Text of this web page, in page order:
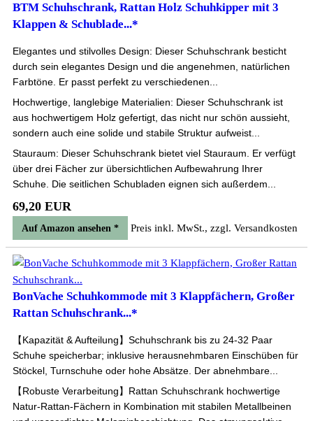
BTM Schuhschrank, Rattan Holz Schuhkipper mit 3
Klappen & Schublade...*
Elegantes und stilvolles Design: Dieser Schuhschrank besticht
durch sein elegantes Design und die angenehmen, natürlichen
Farbtöne. Er passt perfekt zu verschiedenen...
Hochwertige, langlebige Materialien: Dieser Schuhschrank ist
aus hochwertigem Holz gefertigt, das nicht nur schön aussieht,
sondern auch eine solide und stabile Struktur aufweist...
Stauraum: Dieser Schuhschrank bietet viel Stauraum. Er verfügt
über drei Fächer zur übersichtlichen Aufbewahrung Ihrer
Schuhe. Die seitlichen Schubladen eignen sich außerdem...
69,20 EUR
Auf Amazon ansehen * Preis inkl. MwSt., zzgl. Versandkosten
BonVache Schuhkommode mit 3 Klappfächern, Großer
Rattan Schuhschrank...*
【Kapazität & Aufteilung】Schuhschrank bis zu 24-32 Paar
Schuhe speicherbar; inklusive herausnehmbaren Einschüben für
Stöckel, Turnschuhe oder hohe Absätze. Der abnehmbare...
【Robuste Verarbeitung】Rattan Schuhschrank hochwertige
Natur-Rattan-Fächern in Kombination mit stabilen Metallbeinen